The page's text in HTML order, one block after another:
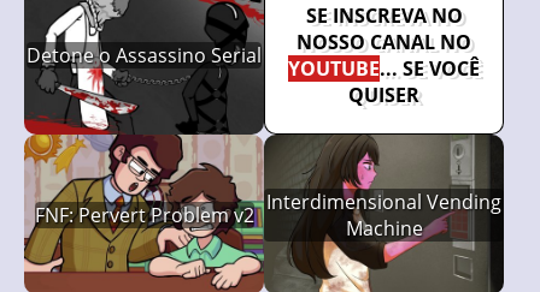
Detone o Assassino Serial
SE INSCREVA NO
NOSSO CANAL NO
YOUTUBE... SE VOCÊ
QUISER
FNF: Pervert Problem v2 Interdimensional Vending
Machine